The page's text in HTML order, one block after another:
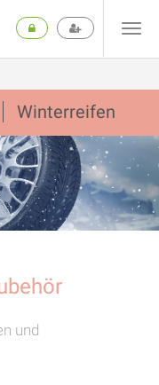
Winterreifen
und